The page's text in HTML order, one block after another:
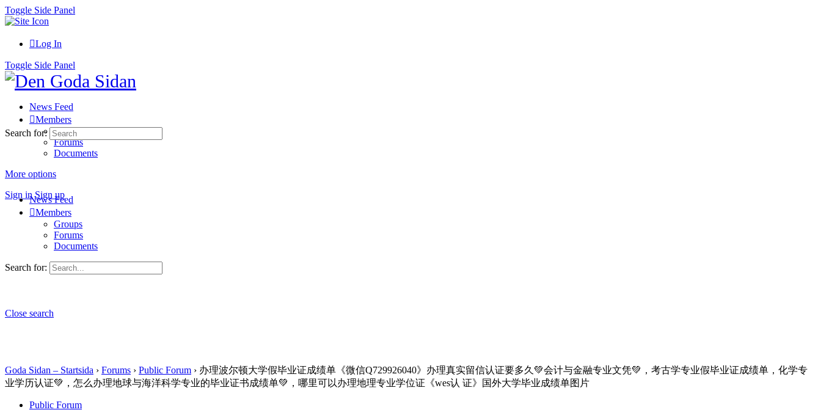
Toggle Side Panel
Log In
Toggle Side Panel
News Feed
Members
Groups
Forums
Documents
More options
Sign in Sign up
Search for:
News Feed
Members
Groups
Forums
Documents
Search for:
Close search
Goda Sidan – Startsida › Forums › Public Forum › 办理波尔顿大学假毕业证成绩单《微信Q729926040》办理真实留信认证要多久💚会计与金融专业文凭💚，考古学专业假毕业证成绩单，化学专
业学历认证💚，怎么办理地球与海洋科学专业的毕业证书成绩单💚，哪里可以办理地理专业学位证《wes认 证》国外大学毕业成绩单图片
Public Forum